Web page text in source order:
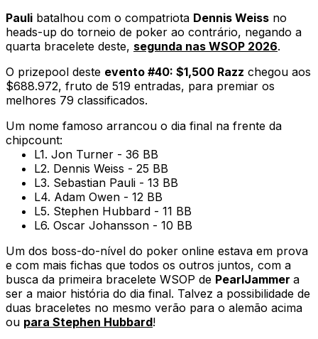
Pauli batalhou com o compatriota Dennis Weiss no
heads-up do torneio de poker ao contrário, negando a
quarta bracelete deste, segunda nas WSOP 2026.
O prizepool deste evento #40: $1,500 Razz chegou aos
$688.972, fruto de 519 entradas, para premiar os
melhores 79 classificados.
Um nome famoso arrancou o dia final na frente da
chipcount:
L1. Jon Turner - 36 BB
L2. Dennis Weiss - 25 BB
L3. Sebastian Pauli - 13 BB
L4. Adam Owen - 12 BB
L5. Stephen Hubbard - 11 BB
L6. Oscar Johansson - 10 BB
Um dos boss-do-nível do poker online estava em prova
e com mais fichas que todos os outros juntos, com a
busca da primeira bracelete WSOP de PearlJammer a
ser a maior história do dia final. Talvez a possibilidade de
duas braceletes no mesmo verão para o alemão acima
ou para Stephen Hubbard!